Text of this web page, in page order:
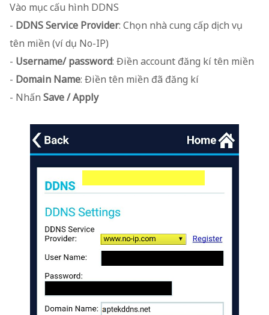
Vào mục cấu hình DDNS
- DDNS Service Provider: Chọn nhà cung cấp dịch vụ
tên miền (ví dụ No-IP)
- Username/ password: Điền account đăng kí tên miền
- Domain Name: Điền tên miền đã đăng kí
- Nhấn Save / Apply